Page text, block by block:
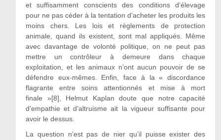
et suffisamment conscients des conditions d’élevage
pour ne pas céder à la tentation d’acheter les produits les
moins chers. Les lois et règlements de protection
animale, quand ils existent, sont mal appliqués. Même
avec davantage de volonté politique, on ne peut pas
mettre un contrôleur à demeure dans chaque
exploitation, et les animaux n’ont aucun pouvoir de se
défendre eux-mêmes. Enfin, face à la « discordance
flagrante entre soins attentionnés et mise à mort
finale »[8], Helmut Kaplan doute que notre capacité
d’empathie et d’altruisme ait la vigueur suffisante pour
avoir le dessus.
La question n’est pas de nier qu’il puisse exister des